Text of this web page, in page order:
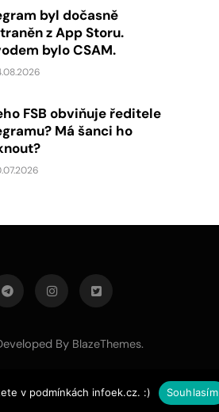
byl dočasně
z App Storu.
bylo CSAM.
FSB obviňuje ředitele
Má šanci ho
By BlazeThemes.
v podmínkách infoek.cz. :) Souhlasím